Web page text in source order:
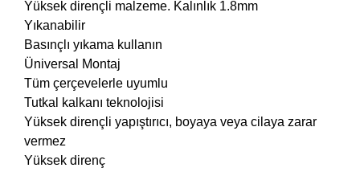
Yüksek dirençli malzeme. Kalınlık 1.8mm
Yıkanabilir
Basınçlı yıkama kullanın
Üniversal Montaj
Tüm çerçevelerle uyumlu
Tutkal kalkanı teknolojisi
Yüksek dirençli yapıştırıcı, boyaya veya cilaya zarar
vermez
Yüksek direnç